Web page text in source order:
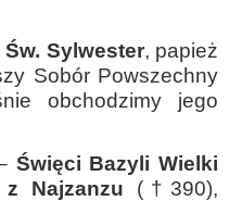
Św. Sylwester, papież
Sobór Powszechny
obchodzimy jego
Święci Bazyli Wielki
z Najzanzu (†390),